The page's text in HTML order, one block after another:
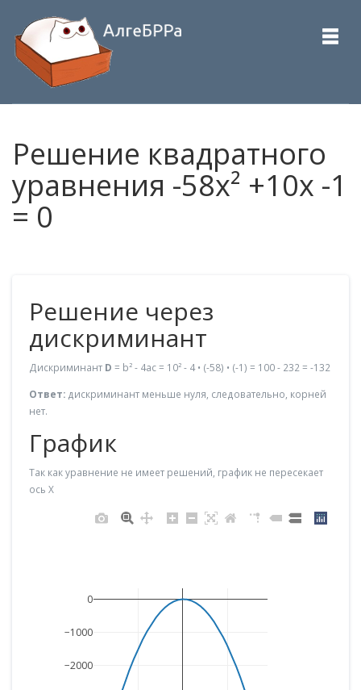
Решение квадратного
уравнения -58x² +10x -1
= 0
Решение через
дискриминант
Дискриминант D = b² - 4ac = 10² - 4 • (-58) • (-1) = 100 - 232 = -132
Ответ: дискриминант меньше нуля, следовательно, корней
нет.
График
Так как уравнение не имеет решений, график не пересекает
ось X
−2000
−1000
0